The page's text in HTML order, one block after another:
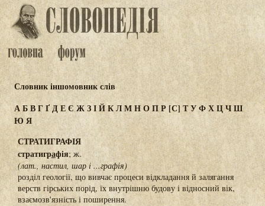
Словник іншомовник слів
АБВГҐДЕЄ ЖЗІЙКЛМНОПР [С] ТУФХЦЧШ
Ю Я
СТРАТИГРАФІЯ
стратиграфія; ж.
(лат., настил, шар і ...графія)
розділ геології, що вивчає процеси відкладання й залягання
верств гірських порід, їх внутрішню будову і відносний вік,
взаємозв'язність і поширення.